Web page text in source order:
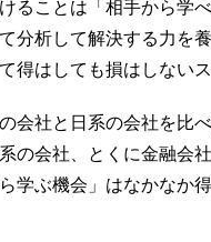
ることは「相手から学
分析して解決する力を
得はしても損はしない
会社と日系の会社を比
の会社、とくに金融会
ら学ぶ機会」はなかなか